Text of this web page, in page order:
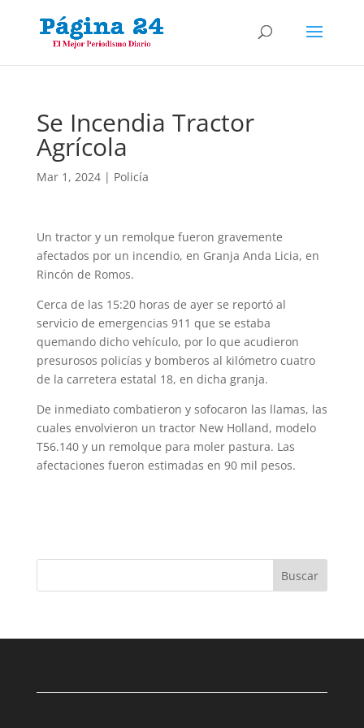
Se Incendia Tractor
Agrícola
Mar 1, 2024| Policía
Un tractor y un remolque fueron gravemente
afectados por un incendio, en Granja Anda Licia, en
Rincón de Romos.
Cerca de las 15:20 horas de ayer se reportó al
servicio de emergencias 911 que se estaba
quemando dicho vehículo, por lo que acudieron
presurosos policías y bomberos al kilómetro cuatro
de la carretera estatal 18, en dicha granja.
De inmediato combatieron y sofocaron las llamas, las
cuales envolvieron un tractor New Holland, modelo
T56.140 y un remolque para moler pastura. Las
afectaciones fueron estimadas en 90 mil pesos.
Buscar